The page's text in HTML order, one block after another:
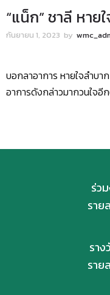
“แน็ก” ชาลี หาย
กันยายน 1, 2023 by
บอกลาอาการ หายใจลำบา
อาการดังกล่าวมากวนใจอี
ร่ว
ราย
รา
ราย